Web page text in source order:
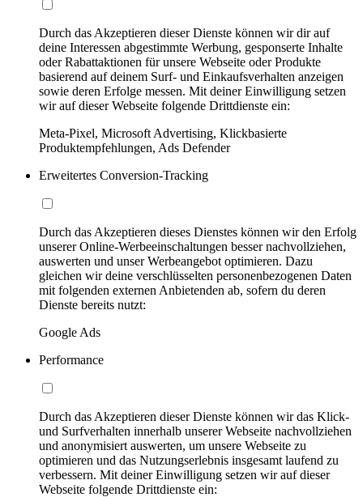
Durch das Akzeptieren dieser Dienste können wir dir auf
deine Interessen abgestimmte Werbung, gesponserte Inhalte
oder Rabattaktionen für unsere Webseite oder Produkte
basierend auf deinem Surf- und Einkaufsverhalten anzeigen
sowie deren Erfolge messen. Mit deiner Einwilligung setzen
wir auf dieser Webseite folgende Drittdienste ein:
Meta-Pixel, Microsoft Advertising, Klickbasierte
Produktempfehlungen, Ads Defender
Erweitertes Conversion-Tracking
Durch das Akzeptieren dieses Dienstes können wir den Erfolg
unserer Online-Werbeeinschaltungen besser nachvollziehen,
auswerten und unser Werbeangebot optimieren. Dazu
gleichen wir deine verschlüsselten personenbezogenen Daten
mit folgenden externen Anbietenden ab, sofern du deren
Dienste bereits nutzt:
Google Ads
Performance
Durch das Akzeptieren dieser Dienste können wir das Klick-
und Surfverhalten innerhalb unserer Webseite nachvollziehen
und anonymisiert auswerten, um unsere Webseite zu
optimieren und das Nutzungserlebnis insgesamt laufend zu
verbessern. Mit deiner Einwilligung setzen wir auf dieser
Webseite folgende Drittdienste ein: